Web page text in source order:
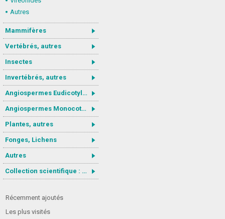
Autres
Mammifères
Vertébrés, autres
Insectes
Invertébrés, autres
Angiospermes Eudicotylédones
Angiospermes Monocotylédones
Plantes, autres
Fonges, Lichens
Autres
Collection scientifique : Gastrotricha
Récemment ajoutés
Les plus visités